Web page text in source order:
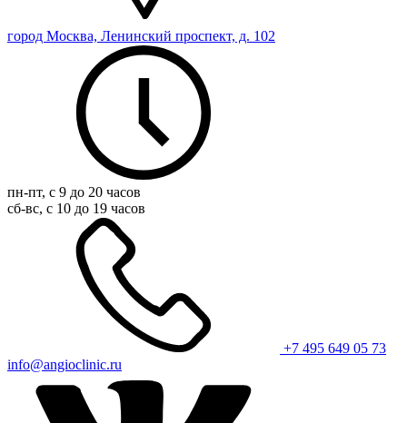
город Москва, Ленинский проспект, д. 102
пн-пт, с 9 до 20 часов
сб-вс, с 10 до 19 часов
+7 495 649 05 73
info@angioclinic.ru